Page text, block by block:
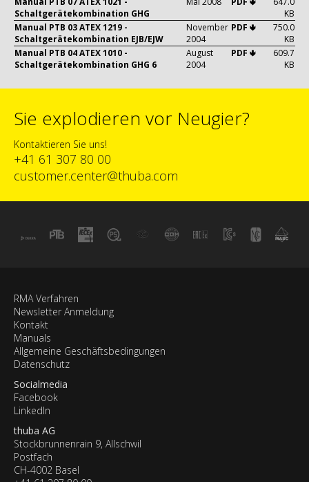
Schaltgerätekombination GHG
KB
Manual PTB 03 ATEX 1219 -
Schaltgerätekombination EJB/EJW
November
2004
PDF 🢃
750.0
KB
Manual PTB 04 ATEX 1010 -
Schaltgerätekombination GHG 6
August
2004
PDF 🢃
609.7
KB
Sie explodieren vor Neugier?
Kontaktieren Sie uns!
+41 61 307 80 00
customer.center@thuba.com
RMA Verfahren
Newsletter Anmeldung
Kontakt
Manuals
Allgemeine Geschäftsbedingungen
Datenschutz
Socialmedia
Facebook
LinkedIn
thuba AG
Stockbrunnenrain 9, Allschwil
Postfach
CH-4002 Basel